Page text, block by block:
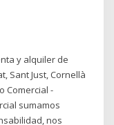
y alquiler de
Sant Just, Cornellà
Comercial -
sumamos
nos